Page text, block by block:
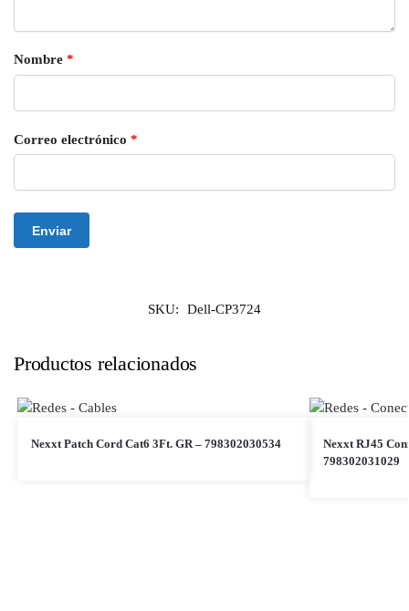
Nombre *
Correo electrónico *
SKU: Dell-CP3724
Productos relacionados
Nexxt Patch Cord Cat6 3Ft. GR – 798302030534
Nexxt RJ45
798302031029